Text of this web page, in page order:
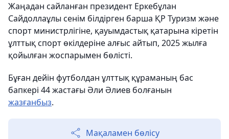
Жаңадан сайланған президент Еркебұлан
Сайдоллаұлы сенім білдірген барша ҚР Туризм және
спорт министрлігіне, қауымдастық қатарына кіретін
ұлттық спорт өкілдеріне алғыс айтып, 2025 жылға
қойылған жоспарымен бөлісті.
Бұған дейін футболдан ұлттық құраманың бас
бапкері 44 жастағы Әли Әлиев болғанын
жазғанбыз.
Мақаламен бөлісу